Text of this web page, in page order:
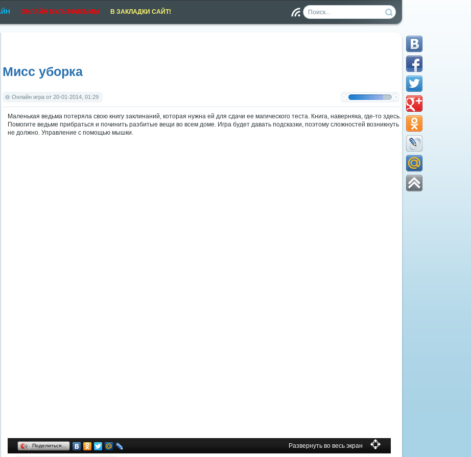
ОНЛАЙН МУЛЬТФИЛЬМЫ
В ЗАКЛАДКИ САЙТ!
ен
Мисс уборка
Онлайн игра от 20-01-2014, 01:29
Маленькая ведьма потеряла свою книгу заклинаний, которая нужна ей для сдачи ее магического теста. Книга, наверняка, где-то здесь.
Помогите ведьме прибраться и починить разбитые вещи во всем доме. Игра будет давать подсказки, поэтому сложностей возникнуть
не должно. Управление с помощью мышки.
Поделиться… Развернуть во весь экран